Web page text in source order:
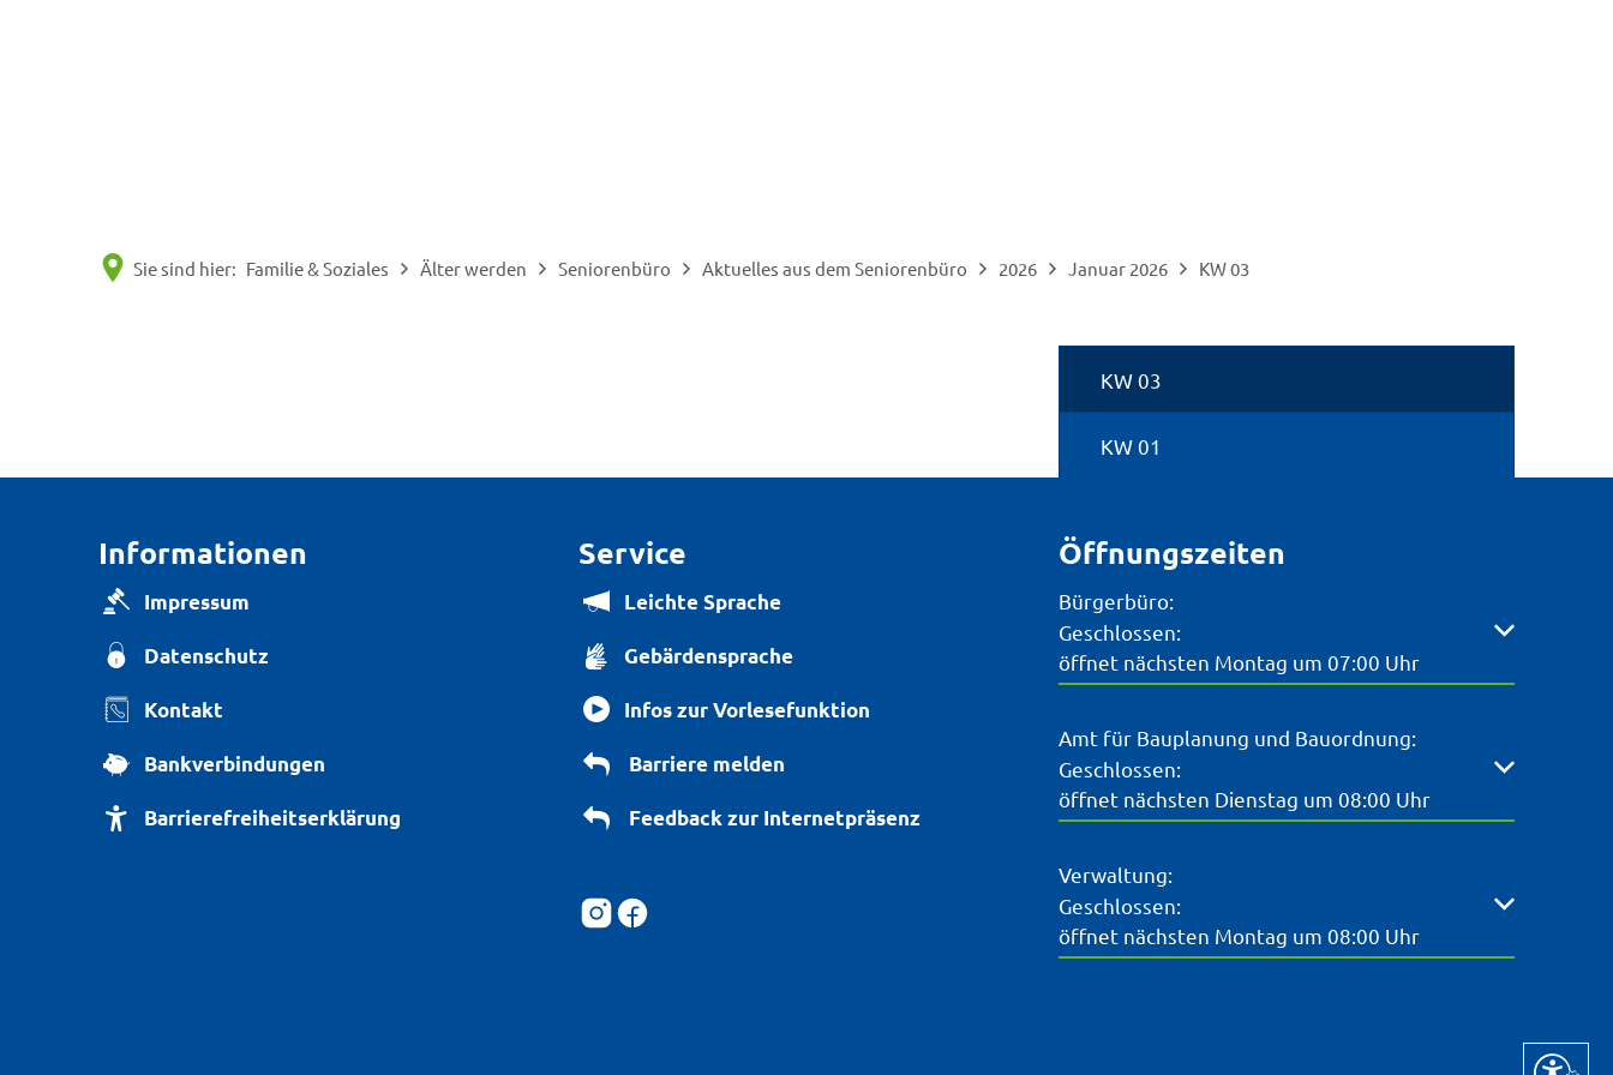
Sie sind hier: Familie & Soziales Älter werden Seniorenbüro Aktuelles aus dem Seniorenbüro 2026 Januar 2026 KW 03
KW 03
KW 01
Informationen
Impressum
Datenschutz
Kontakt
Bankverbindungen
Barrierefreiheitserklärung
Service
Leichte Sprache
Gebärdensprache
Infos zur Vorlesefunktion
Barriere melden
Feedback zur Internetpräsenz
Öffnungszeiten
Bürgerbüro:
Klicken, um weitere Öffnungs- oder Schließzeiten
Geschlossen:
öffnet nächsten Montag um 07:00 Uhr
Amt für Bauplanung und Bauordnung:
Klicken, um weitere Öffnungs- oder Schließzeiten
Geschlossen:
öffnet nächsten Dienstag um 08:00 Uhr
Verwaltung:
Klicken, um weitere Öffnungs- oder Schließzeiten
Geschlossen:
öffnet nächsten Montag um 08:00 Uhr